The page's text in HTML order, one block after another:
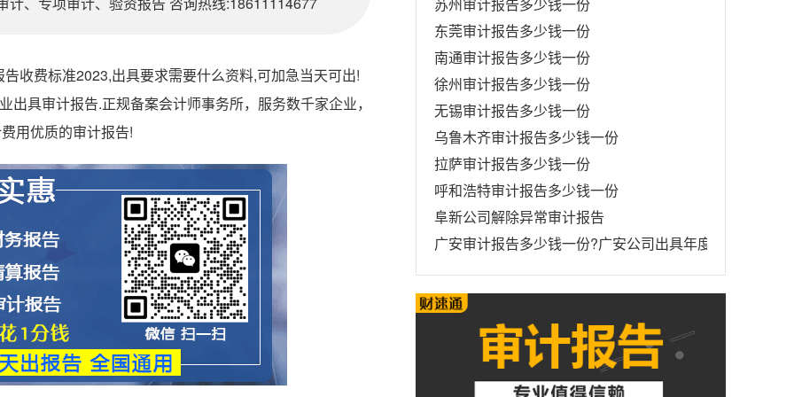
收费标准2023,出具要求需要什么资料,可加急当天可出!
具审计报告.正规备案会计师事务所，服务数千家企业，
用优质的审计报告!
东莞审计报告多少钱一份
南通审计报告多少钱一份
徐州审计报告多少钱一份
无锡审计报告多少钱一份
乌鲁木齐审计报告多少钱一份
拉萨审计报告多少钱一份
呼和浩特审计报告多少钱一份
阜新公司解除异常审计报告
广安审计报告多少钱一份?广安公司出具年度财务审计报